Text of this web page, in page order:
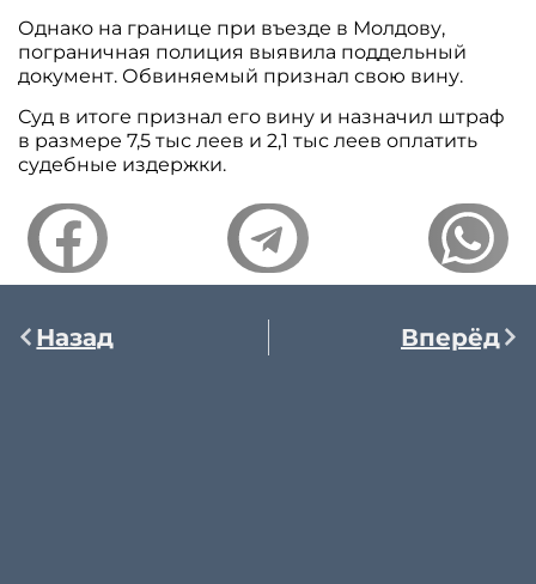
Однако на границе при въезде в Молдову,
пограничная полиция выявила поддельный
документ. Обвиняемый признал свою вину.
Суд в итоге признал его вину и назначил штраф
в размере 7,5 тыс леев и 2,1 тыс леев оплатить
судебные издержки.
Назад Вперёд